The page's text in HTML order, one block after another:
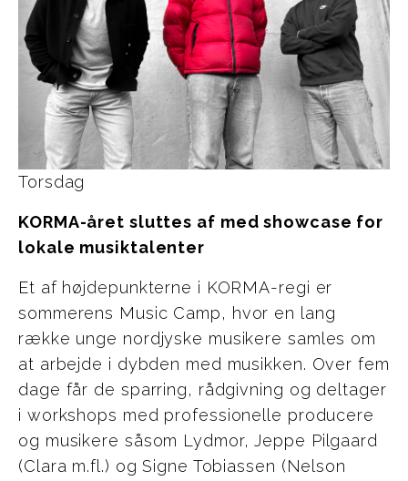
Torsdag
KORMA-året sluttes af med showcase for
lokale musiktalenter
Et af højdepunkterne i KORMA-regi er
sommerens Music Camp, hvor en lang
række unge nordjyske musikere samles om
at arbejde i dybden med musikken. Over fem
dage får de sparring, rådgivning og deltager
i workshops med professionelle producere
og musikere såsom Lydmor, Jeppe Pilgaard
(Clara m.fl.) og Signe Tobiassen (Nelson